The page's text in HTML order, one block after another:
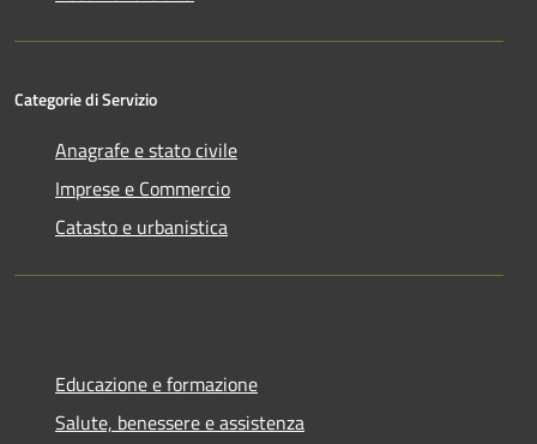
Categorie di Servizio
Anagrafe e stato civile
Imprese e Commercio
Catasto e urbanistica
Educazione e formazione
Salute, benessere e assistenza